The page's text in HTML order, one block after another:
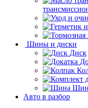
Шины и диски
Диск
Авто в разбор